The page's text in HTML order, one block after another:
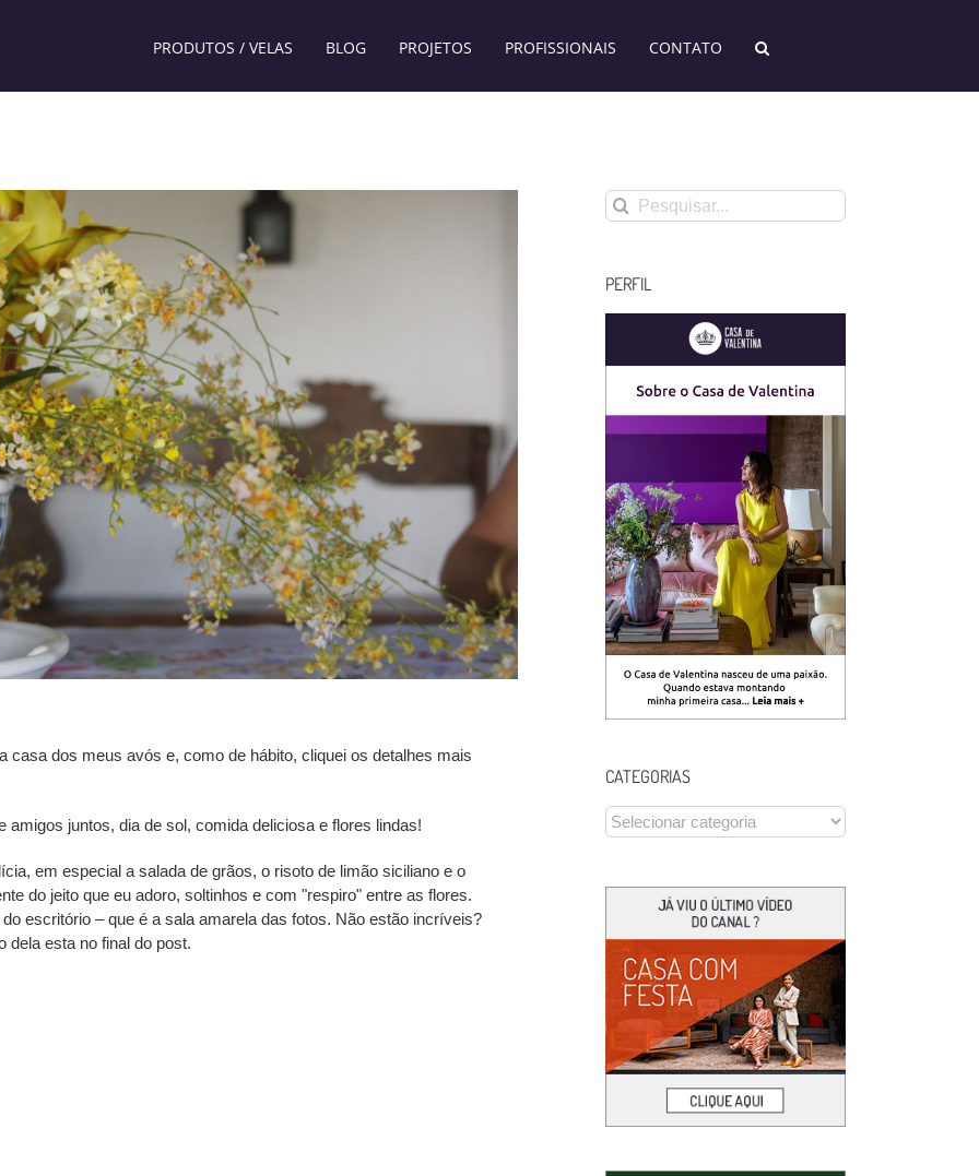
PRODUTOS / VELAS BLOG PROJETOS PROFISSIONAIS CONTATO
casa dos meus avós e, como de hábito, cliquei os detalhes mais
juntos, dia de sol, comida deliciosa e flores lindas!
em especial a salada de grãos, o risoto de limão siciliano e o
do jeito que eu adoro, soltinhos e com "respiro" entre as flores.
escritório – que é a sala amarela das fotos. Não estão incríveis?
dela esta no final do post.
Buscar
resultados
PERFIL
CATEGORIAS
CATEGORIAS